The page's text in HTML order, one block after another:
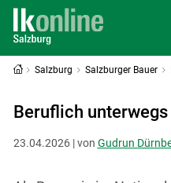
Salzburg Salzburger Bauer
Beruflich
23.04.2026 | von Gudrun